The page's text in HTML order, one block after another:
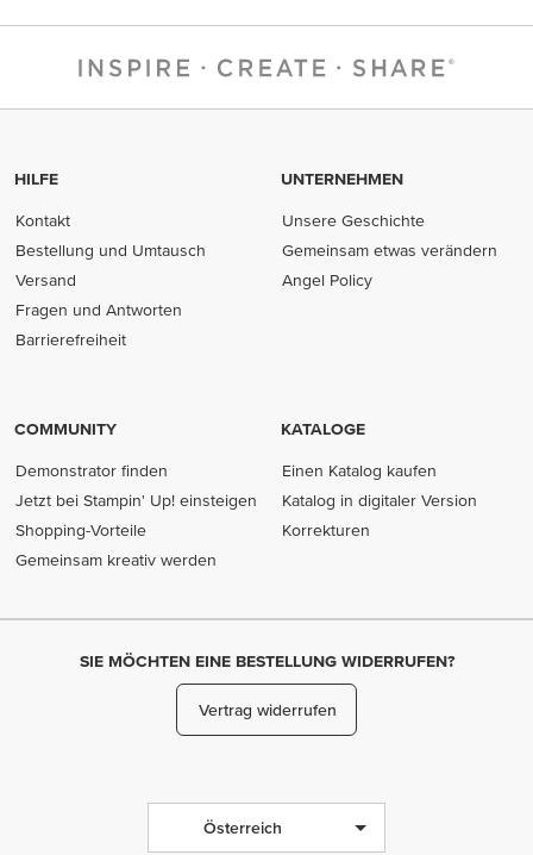
HILFE
Kontakt
Bestellung und Umtausch
Versand
Fragen und Antworten
Barrierefreiheit
UNTERNEHMEN
Unsere Geschichte
Gemeinsam etwas verändern
Angel Policy
COMMUNITY
Demonstrator finden
Jetzt bei Stampin' Up! einsteigen
Shopping-Vorteile
Gemeinsam kreativ werden
KATALOGE
Einen Katalog kaufen
Katalog in digitaler Version
Korrekturen
SIE MÖCHTEN EINE BESTELLUNG WIDERRUFEN?
Vertrag widerrufen
Österreich